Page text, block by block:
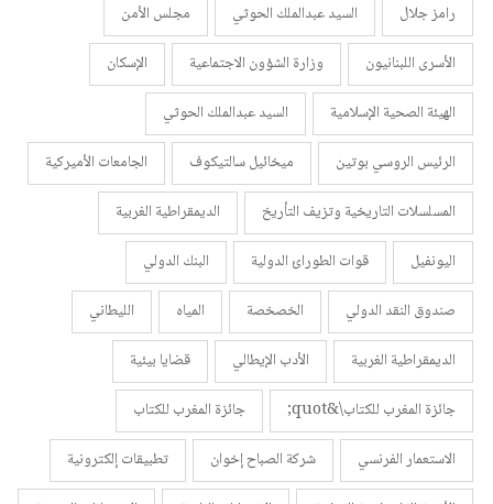
رامز جلال
السيد عبدالملك الحوثي
مجلس الأمن
الأسرى اللبنانيون
وزارة الشؤون الاجتماعية
الإسكان
الهيئة الصحية الإسلامية
السيد عبدالملك الحوثي
الرئيس الروسي بوتين
ميخائيل سالتيكوف
الجامعات الأميركية
المسلسلات التاريخية وتزيف التأريخ
الديمقراطية الغربية
اليونفيل
قوات الطورائ الدولية
البنك الدولي
صندوق النقد الدولي
الخصخصة المياه
الليطاني
الديمقراطية الغربية
الأدب الإيطالي
قضايا بيئية
جائزة المغرب للكتاب\&quot;
جائزة المغرب للكتاب
الاستعمار الفرنسي
شركة الصباح إخوان
تطبيقات إلكترونية